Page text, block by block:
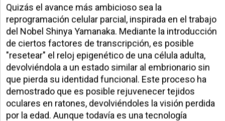
Quizás el avance más ambicioso sea la
reprogramación celular parcial, inspirada en el trabajo
del Nobel Shinya Yamanaka. Mediante la introducción
de ciertos factores de transcripción, es posible
"resetear" el reloj epigenético de una célula adulta,
devolviéndola a un estado similar al embrionario sin
que pierda su identidad funcional. Este proceso ha
demostrado que es posible rejuvenecer tejidos
oculares en ratones, devolviéndoles la visión perdida
por la edad. Aunque todavía es una tecnología